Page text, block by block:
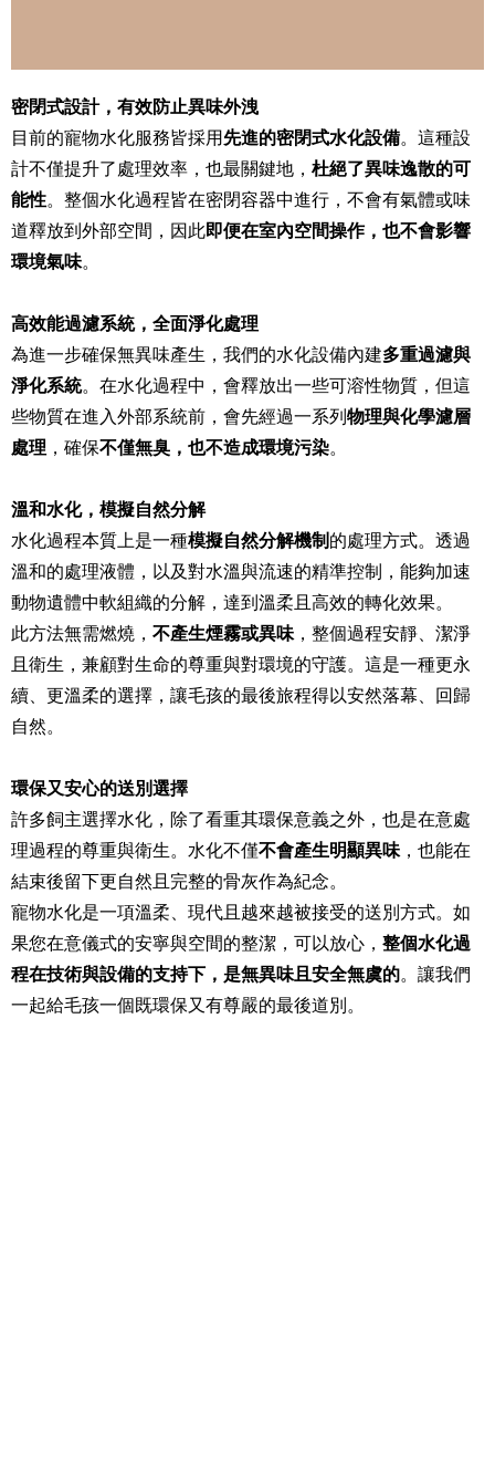
密閉式設計，有效防止異味外洩
目前的寵物水化服務皆採用先進的密閉式水化設備。這種設
計不僅提升了處理效率，也最關鍵地， 杜絕了異味逸散的可
能性。整個水化過程皆在密閉容器中進行，不會有氣體或味
道釋放到外部空間，因此即便在室內空間操作，也不會影響
環境氣味。
高效能過濾系統，全面淨化處理
為進一步確保無異味產生，我們的水化設備內建多重過濾與
淨化系統。在水化過程中，會釋放出一些可溶性物質，但這
些物質在進入外部系統前，會先經過一系列 物理與化學濾層
處理 ，確保不僅無臭，也不造成環境污染。
溫和水化，模擬自然分解
水化過程本質上是一種模擬自然分解機制 的處理方式。透過
溫和的處理液體，以及對水溫與流速的精準控制，能夠加速
動物遺體中軟組織的分解，達到溫柔且高效的轉化效果。
此方法無需燃燒， 不產生煙霧或異味，整個過程安靜、潔淨
且衛生，兼顧對生命的尊重與對環境的守護。這是一種更永
續、更溫柔的選擇，讓毛孩的最後旅程得以安然落幕、回歸
自然。
環保又安心的送別選擇
許多飼主選擇水化，除了看重其環保意義之外，也是在意處
理過程的尊重與衛生。水化不僅不會產生明顯異味，也能在
結束後留下更自然且完整的骨灰作為紀念。
寵物水化是一項溫柔、現代且越來越被接受的送別方式。如
果您在意儀式的安寧與空間的整潔，可以放心， 整個水化過
程在技術與設備的支持下，是無異味且安全無虞的。讓我們
一起給毛孩一個既環保又有尊嚴的最後道別。